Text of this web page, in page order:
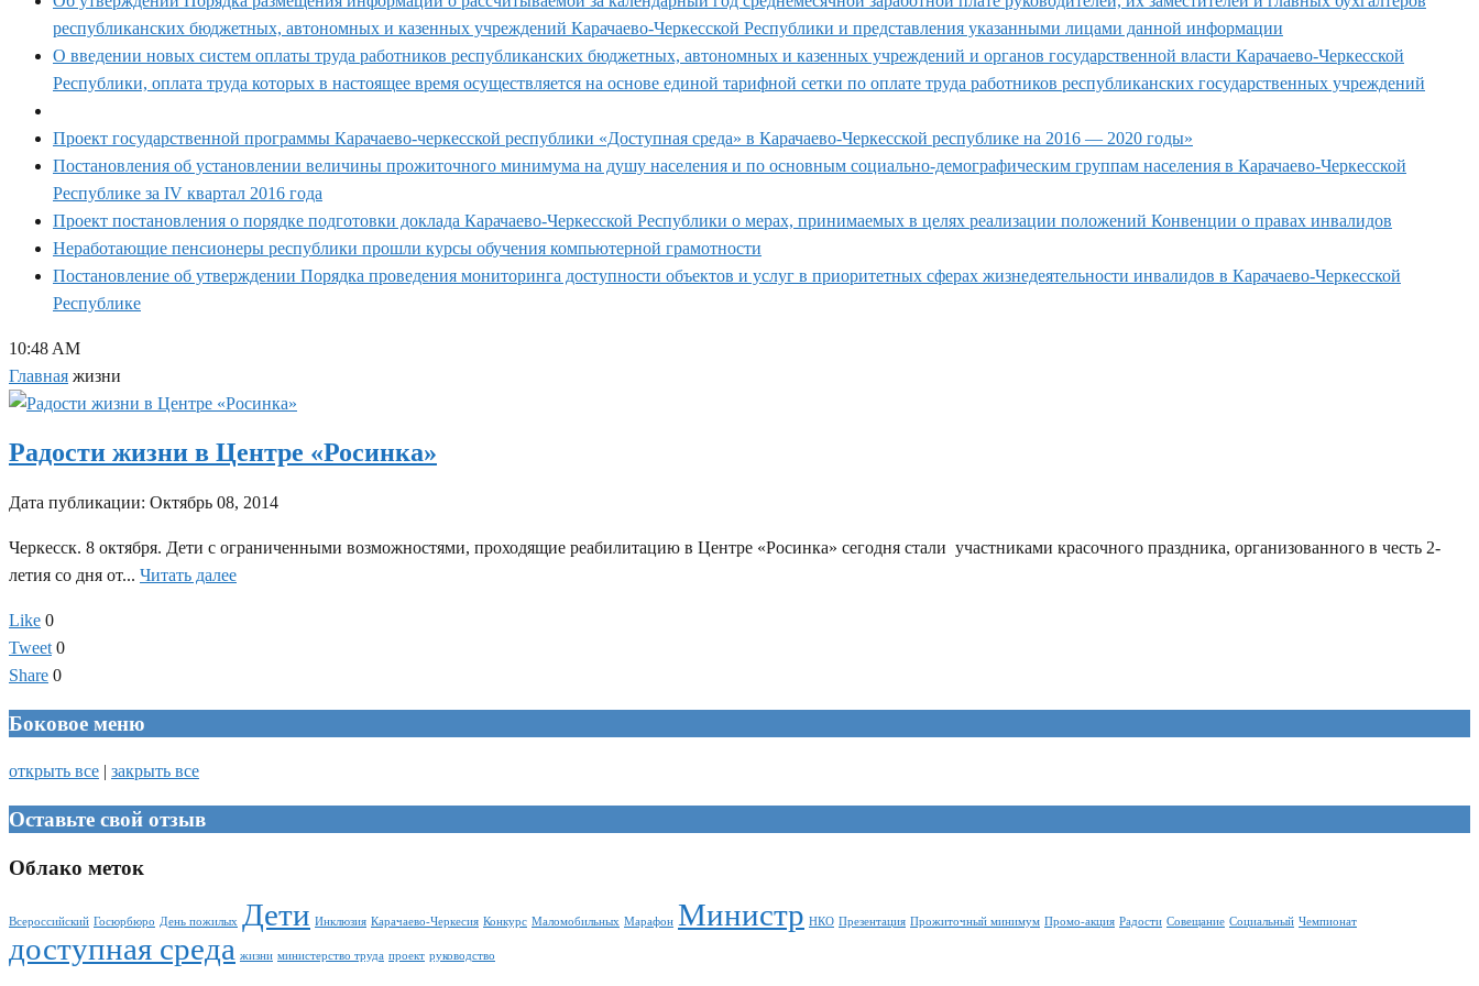
республиканских бюджетных, автономных и казенных учреждений Карачаево-Черкесской Республики и представления указанными лицами данной информации
О введении новых систем оплаты труда работников республиканских бюджетных, автономных и казенных учреждений и органов государственной власти Карачаево-Черкесской
Республики, оплата труда которых в настоящее время осуществляется на основе единой тарифной сетки по оплате труда работников республиканских государственных учреждений
Проект государственной программы Карачаево-черкесской республики «Доступная среда» в Карачаево-Черкесской республике на 2016 — 2020 годы»
Постановления об установлении величины прожиточного минимума на душу населения и по основным социально-демографическим группам населения в Карачаево-Черкесской
Республике за IV квартал 2016 года
Проект постановления о порядке подготовки доклада Карачаево-Черкесской Республики о мерах, принимаемых в целях реализации положений Конвенции о правах инвалидов
Неработающие пенсионеры республики прошли курсы обучения компьютерной грамотности
Постановление об утверждении Порядка проведения мониторинга доступности объектов и услуг в приоритетных сферах жизнедеятельности инвалидов в Карачаево-Черкесской
Республике
10:48 AM
Главная жизни
Радости жизни в Центре «Росинка»
Дата публикации: Октябрь 08, 2014
Черкесск. 8 октября. Дети с ограниченными возможностями, проходящие реабилитацию в Центре «Росинка» сегодня стали участниками красочного праздника, организованного в честь 2-
летия со дня от... Читать далее
Like 0
Tweet 0
Share 0
Боковое меню
открыть все | закрыть все
Оставьте свой отзыв
Облако меток
Всероссийский Госюрбюро День пожилых Дети Инклюзия Карачаево-Черкесия Конкурс Маломобильных Марафон Министр НКО Презентация Прожиточный минимум Промо-акция Радости Совещание Социальный Чемпионат
доступная среда жизни министерство труда проект руководство